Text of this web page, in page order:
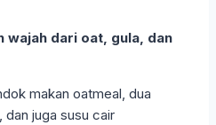
wajah dari oat, gula, dan
makan oatmeal, dua
dan juga susu cair